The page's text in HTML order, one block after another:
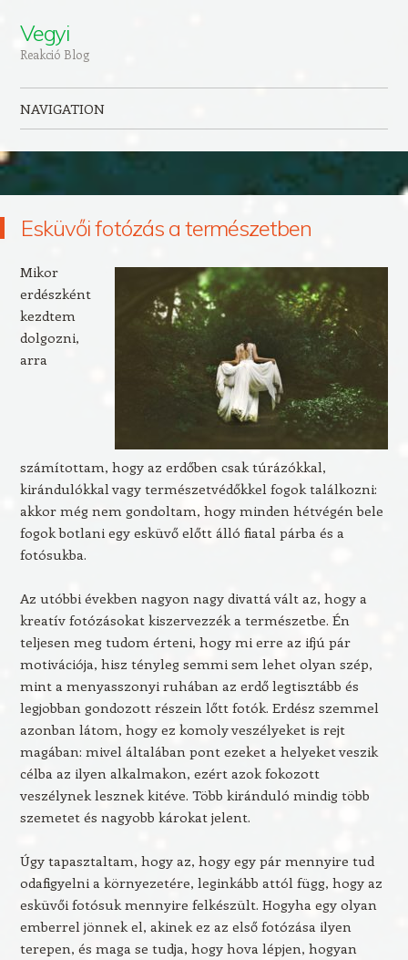
Vegyi
Reakció Blog
NAVIGATION
Esküvői fotózás a természetben
Mikor
erdészként
kezdtem
dolgozni,
arra
számítottam, hogy az erdőben csak túrázókkal,
kirándulókkal vagy természetvédőkkel fogok találkozni:
akkor még nem gondoltam, hogy minden hétvégén bele
fogok botlani egy esküvő előtt álló fiatal párba és a
fotósukba.
Az utóbbi években nagyon nagy divattá vált az, hogy a
kreatív fotózásokat kiszervezzék a természetbe. Én
teljesen meg tudom érteni, hogy mi erre az ifjú pár
motivációja, hisz tényleg semmi sem lehet olyan szép,
mint a menyasszonyi ruhában az erdő legtisztább és
legjobban gondozott részein lőtt fotók. Erdész szemmel
azonban látom, hogy ez komoly veszélyeket is rejt
magában: mivel általában pont ezeket a helyeket veszik
célba az ilyen alkalmakon, ezért azok fokozott
veszélynek lesznek kitéve. Több kiránduló mindig több
szemetet és nagyobb károkat jelent.
Úgy tapasztaltam, hogy az, hogy egy pár mennyire tud
odafigyelni a környezetére, leginkább attól függ, hogy az
esküvői fotósuk mennyire felkészült. Hogyha egy olyan
emberrel jönnek el, akinek ez az első fotózása ilyen
terepen, és maga se tudja, hogy hova lépjen, hogyan